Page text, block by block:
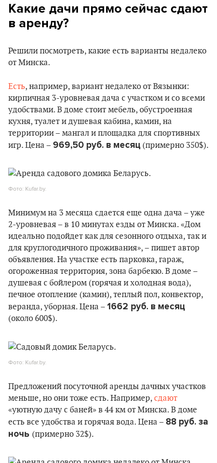
Какие дачи прямо сейчас сдают
в аренду?
Решили посмотреть, какие есть варианты недалеко
от Минска.
Есть, например, вариант недалеко от Вязынки:
кирпичная 3-уровневая дача с участком и со всеми
удобствами. В доме стоит мебель, обустроенная
кухня, туалет и душевая кабина, камин, на
территории – мангал и площадка для спортивных
игр. Цена – 969,50 руб. в месяц (примерно 350$).
Фото: Kufar.by.
Минимум на 3 месяца сдается еще одна дача – уже
2-уровневая – в 10 минутах езды от Минска. «Дом
идеально подойдет как для сезонного отдыха, так и
для круглогодичного проживания», – пишет автор
объявления. На участке есть парковка, гараж,
огороженная территория, зона барбекю. В доме –
душевая с бойлером (горячая и холодная вода),
печное отопление (камин), теплый пол, конвектор,
веранда, уборная. Цена – 1662 руб. в месяц
(около 600$).
Фото: Kufar.by.
Предложений посуточной аренды дачных участков
меньше, но они тоже есть. Например, сдают
«уютную дачу с баней» в 44 км от Минска. В доме
есть все удобства и горячая вода. Цена – 88 руб. за
ночь (примерно 32$).